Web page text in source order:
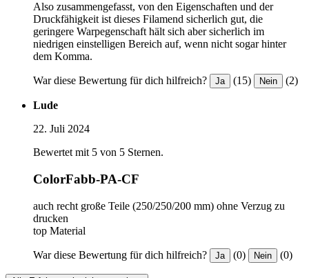
Also zusammengefasst, von den Eigenschaften und der
Druckfähigkeit ist dieses Filamend sicherlich gut, die
geringere Warpegenschaft hält sich aber sicherlich im
niedrigen einstelligen Bereich auf, wenn nicht sogar hinter
dem Komma.
War diese Bewertung für dich hilfreich? Ja (15) Nein (2)
Lude
22. Juli 2024
Bewertet mit 5 von 5 Sternen.
ColorFabb-PA-CF
auch recht große Teile (250/250/200 mm) ohne Verzug zu
drucken
top Material
War diese Bewertung für dich hilfreich? Ja (0) Nein (0)